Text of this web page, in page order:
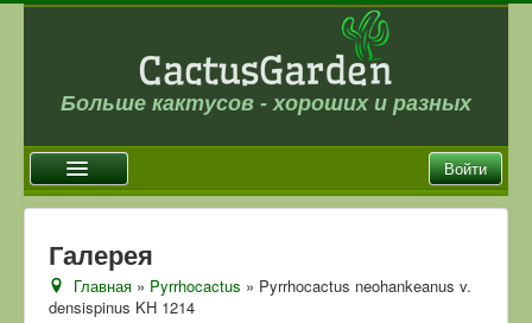
Больше кактусов - хороших и разных
Войти
Новости
Галерея
Галерея
Главная » Pyrrhocactus » Pyrrhocactus neohankeanus v.
densispinus KH 1214